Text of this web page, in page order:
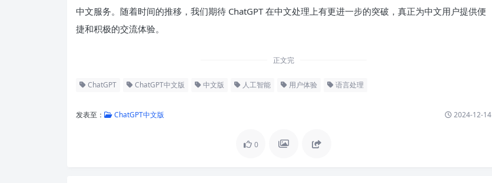
中文服务。随着时间的推移，我们期待 ChatGPT 在中文处理上有更进一步的突破，真正为中文用户提供便
捷和积极的交流体验。
正文完
ChatGPT ChatGPT中文版 中文版 人工智能 用户体验 语言处理
发表至： ChatGPT中文版 2024-12-14
0